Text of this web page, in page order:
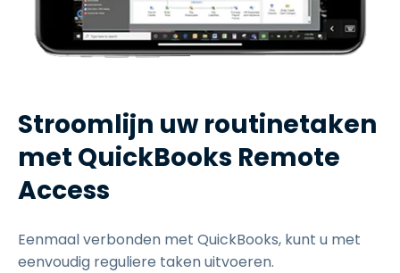
Stroomlijn uw routinetaken
met QuickBooks Remote
Access
Eenmaal verbonden met QuickBooks, kunt u met
eenvoudig reguliere taken uitvoeren.